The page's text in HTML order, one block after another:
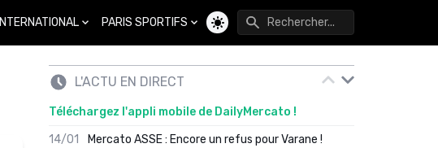
INTERNATIONAL PARIS SPORTIFS
Changer de thème
L'ACTU EN DIRECT
Téléchargez l'appli mobile de DailyMercato !
14/01
Mercato ASSE : Encore un refus pour Varane !